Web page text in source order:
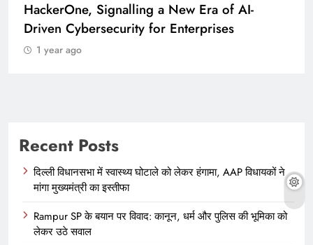
HackerOne, Signalling a New Era of AI-
Driven Cybersecurity for Enterprises
1 year ago
Recent Posts
दिल्ली विधानसभा में स्वास्थ्य घोटाले को लेकर हंगामा, AAP विधायकों ने
मांगा मुख्यमंत्री का इस्तीफा
Rampur SP के बयान पर विवाद: कानून, धर्म और पुलिस की भूमिका को
लेकर उठे सवाल